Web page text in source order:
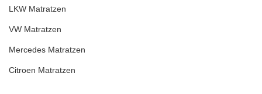
LKW Matratzen
VW Matratzen
Mercedes Matratzen
Citroen Matratzen